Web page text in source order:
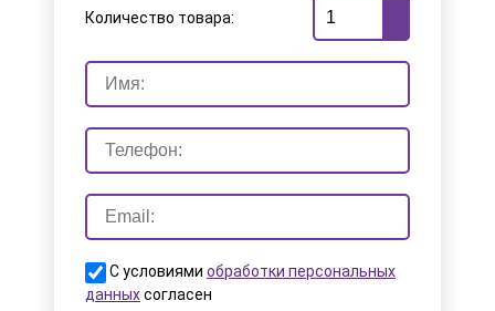
Количество товара:
С условиями обработки персональных
данныхсогласен